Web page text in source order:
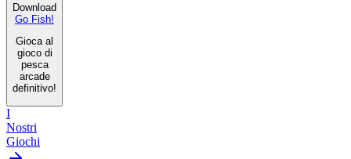
Download
Go Fish!
Gioca al
gioco di
pesca
arcade
definitivo!
I
Nostri
Giochi